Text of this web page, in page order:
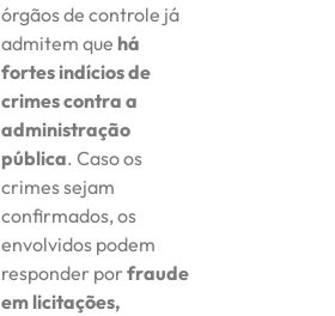
órgãos de controle já
admitem que há
fortes indícios de
crimes contra a
administração
pública. Caso os
crimes sejam
confirmados, os
envolvidos podem
responder porfraude
em licitações,